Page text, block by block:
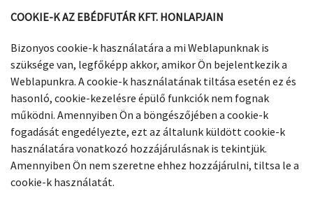
COOKIE-K AZ EBÉDFUTÁR KFT. HONLAPJAIN
Bizonyos cookie-k használatára a mi Weblapunknak is
szüksége van, legfőképp akkor, amikor Ön bejelentkezik a
Weblapunkra. A cookie-k használatának tiltása esetén ez és
hasonló, cookie-kezelésre épülő funkciók nem fognak
működni. Amennyiben Ön a böngészőjében a cookie-k
fogadását engedélyezte, ezt az általunk küldött cookie-k
használatára vonatkozó hozzájárulásnak is tekintjük.
Amennyiben Ön nem szeretne ehhez hozzájárulni, tiltsa le a
cookie-k használatát.